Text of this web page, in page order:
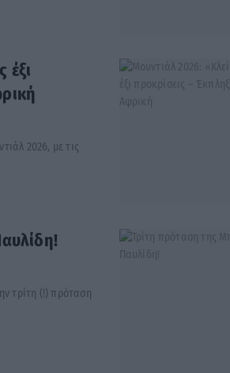
έξι
2026, με τις
τρίτη (!) πρόταση